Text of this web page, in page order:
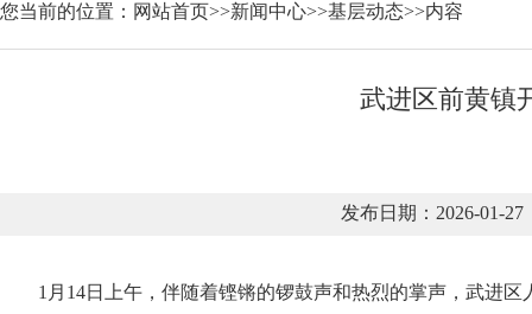
您当前的位置： 网站首页>>新闻中心>>基层动态>>内容
武进区前黄镇
发布日期：2026-01-
1月14日上午，伴随着铿锵的锣鼓声和热烈的掌声，武进